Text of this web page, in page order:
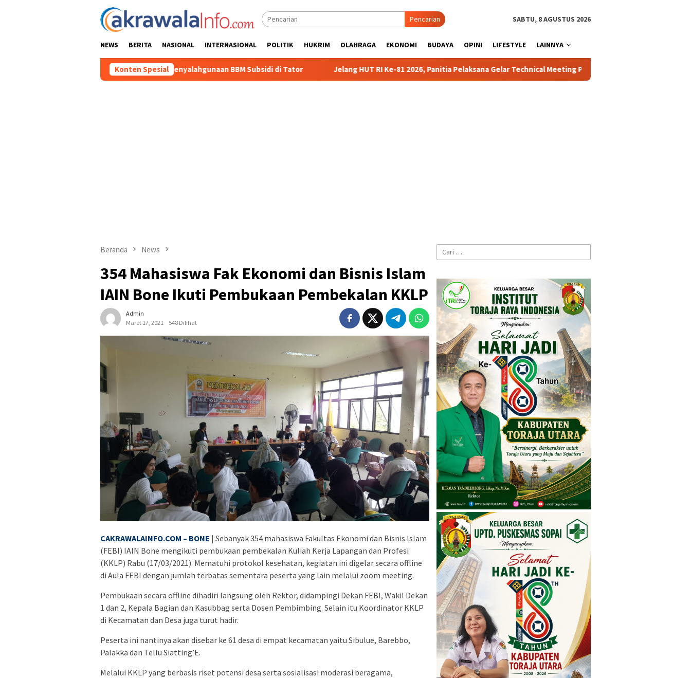
Pencarian SABTU, 8 AGUSTUS 2026
NEWS BERITA NASIONAL INTERNASIONAL POLITIK HUKRIM OLAHRAGA EKONOMI BUDAYA OPINI LIFESTYLE LAINNYA
Konten Spesial
Baru Kasus Penyalahgunaan BBM Subsidi di Tator Jelang HUT RI Ke-81 2026, Panitia Pelaksana Gelar Technical Meeting Pekan Olahraga Tingkat Kecamatan Konda
Beranda News
354 Mahasiswa Fak Ekonomi dan Bisnis Islam
IAIN Bone Ikuti Pembukaan Pembekalan KKLP
Admin
Maret 17, 2021
548 Dilihat
CAKRAWALAINFO.COM – BONE | Sebanyak 354 mahasiswa Fakultas Ekonomi dan Bisnis Islam
(FEBI) IAIN Bone mengikuti pembukaan pembekalan Kuliah Kerja Lapangan dan Profesi
(KKLP) Rabu (17/03/2021). Mematuhi protokol kesehatan, kegiatan ini digelar secara offline
di Aula FEBI dengan jumlah terbatas sementara peserta yang lain melalui zoom meeting.
Pembukaan secara offline dihadiri langsung oleh Rektor, didampingi Dekan FEBI, Wakil Dekan
1 dan 2, Kepala Bagian dan Kasubbag serta Dosen Pembimbing. Selain itu Koordinator KKLP
di Kecamatan dan Desa juga turut hadir.
Peserta ini nantinya akan disebar ke 61 desa di empat kecamatan yaitu Sibulue, Barebbo,
Palakka dan Tellu Siatting’E.
Melalui KKLP yang berbasis riset potensi desa serta sosialisasi moderasi beragama,
Cari
untuk: